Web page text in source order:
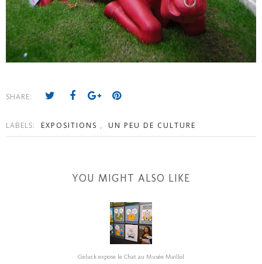
SHARE:
LABELS: EXPOSITIONS , UN PEU DE CULTURE
YOU MIGHT ALSO LIKE
Geluck expose le Chat au Musée Maillol